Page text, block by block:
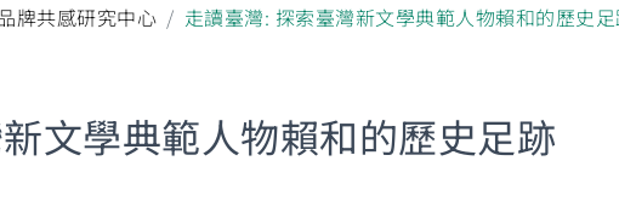
牌共感研究中心 走讀臺灣: 探索臺灣新文學典範人物賴和的歷史
文學典範人物賴和的歷史足跡